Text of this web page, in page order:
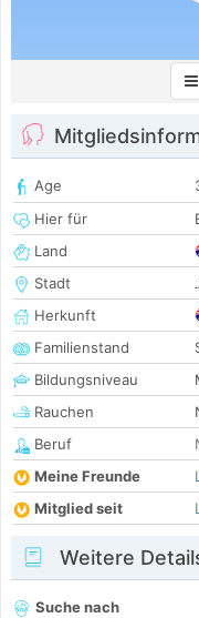
Age
Hier für
Land
Stadt
Herkunft
Familienstand
Bildungsniveau
Rauchen
Beruf
Meine Freunde
Mitglied seit
Weitere
Suche nach